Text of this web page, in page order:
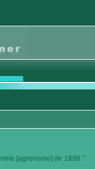
[agronome] de 1898 ".